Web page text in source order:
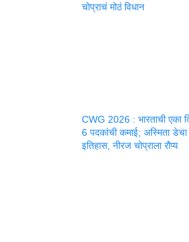
चोप्राचं मोठं विधान
CWG 2026 : भारताची एका
6 पदकांची कमाई; अस्मिता डेचा
इतिहास, नीरज चोप्राला रौप्य